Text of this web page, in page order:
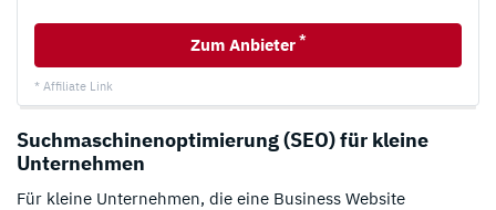
Zum Anbieter *
* Affiliate Link
Suchmaschinenoptimierung (SEO) für kleine
Unternehmen
Für kleine Unternehmen, die eine Business Website